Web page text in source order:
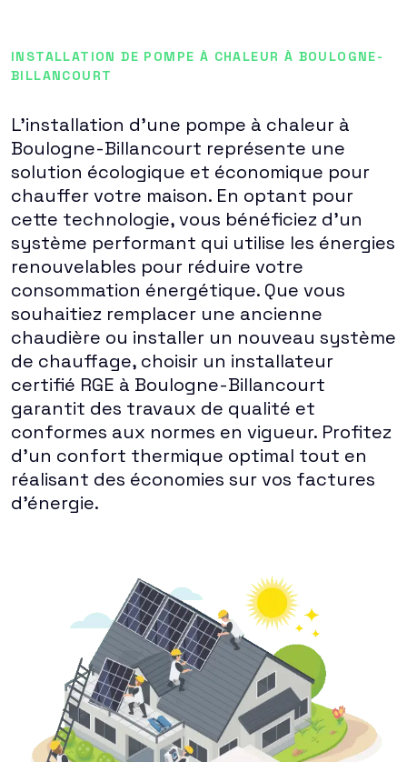
INSTALLATION DE POMPE À CHALEUR À BOULOGNE-
BILLANCOURT
L'installation d'une pompe à chaleur à
Boulogne-Billancourt représente une
solution écologique et économique pour
chauffer votre maison. En optant pour
cette technologie, vous bénéficiez d'un
système performant qui utilise les énergies
renouvelables pour réduire votre
consommation énergétique. Que vous
souhaitiez remplacer une ancienne
chaudière ou installer un nouveau système
de chauffage, choisir un installateur
certifié RGE à Boulogne-Billancourt
garantit des travaux de qualité et
conformes aux normes en vigueur. Profitez
d'un confort thermique optimal tout en
réalisant des économies sur vos factures
d'énergie.